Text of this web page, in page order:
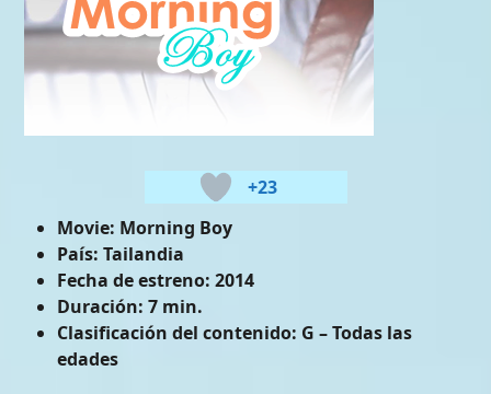
+23
Movie: Morning Boy
País: Tailandia
Fecha de estreno: 2014
Duración: 7 min.
Clasificación del contenido: G – Todas las
edades